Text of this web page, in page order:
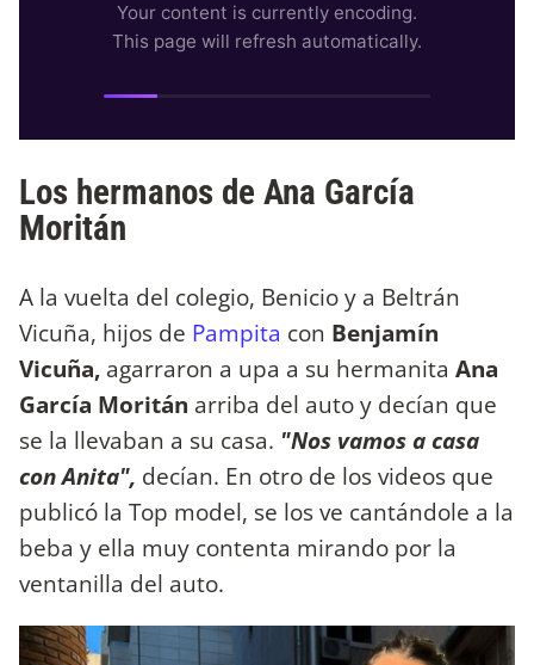
Los hermanos de Ana García
Moritán
A la vuelta del colegio, Benicio y a Beltrán
Vicuña, hijos de Pampita con Benjamín
Vicuña, agarraron a upa a su hermanita Ana
García Moritán arriba del auto y decían que
se la llevaban a su casa. "Nos vamos a casa
con Anita", decían. En otro de los videos que
publicó la Top model, se los ve cantándole a la
beba y ella muy contenta mirando por la
ventanilla del auto.